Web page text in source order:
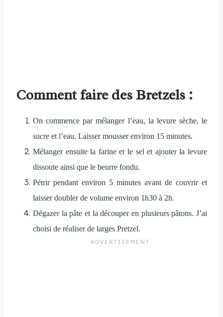
Comment faire des Bretzels :
On commence par mélanger l’eau, la levure sèche, le
sucre et l’eau. Laisser mousser environ 15 minutes.
Mélanger ensuite la farine et le sel et ajouter la levure
dissoute ainsi que le beurre fondu.
Pétrir pendant environ 5 minutes avant de couvrir et
laisser doubler de volume environ 1h30 à 2h.
Dégazer la pâte et la découper en plusieurs pâtons. J’ai
choisi de réaliser de larges Pretzel.